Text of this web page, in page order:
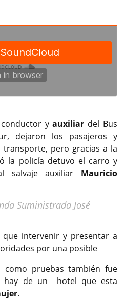
conductor yauxiliar del Bus
dejaron los pasajeros y
pero gracias a la
la policía detuvo el carro y
salvaje auxiliar Mauricio
Suministrada José
que intervenir y presentar a
por una posible
como pruebas también fue
hay de un hotel que esta
.